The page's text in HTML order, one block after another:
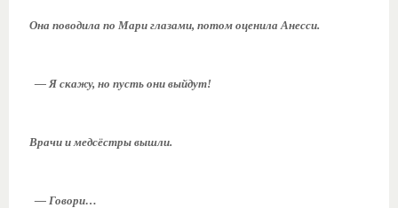
Она поводила по Мари глазами, потом оценила Анесси.
— Я скажу, но пусть они выйдут!
Врачи и медсёстры вышли.
— Говори…